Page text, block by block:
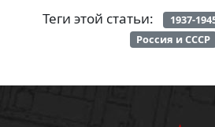
Теги этой статьи: 1937-
Россия и СССР